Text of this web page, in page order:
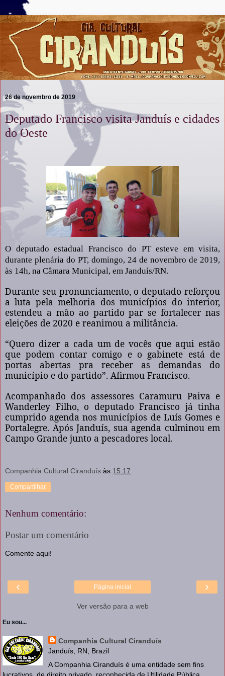
26 de novembro de 2019
Deputado Francisco visita Janduís e cidades
do Oeste
O deputado estadual Francisco do PT esteve em visita,
durante plenária do PT, domingo, 24 de novembro de 2019,
às 14h, na Câmara Municipal, em Janduís/RN.
Durante seu pronunciamento, o deputado reforçou
a luta pela melhoria dos municípios do interior,
estendeu a mão ao partido par se fortalecer nas
eleições de 2020 e reanimou a militância.
“Quero dizer a cada um de vocês que aqui estão
que podem contar comigo e o gabinete está de
portas abertas pra receber as demandas do
município e do partido”. Afirmou Francisco.
Acompanhado dos assessores Caramuru Paiva e
Wanderley Filho, o deputado Francisco já tinha
cumprido agenda nos municípios de Luís Gomes e
Portalegre. Após Janduís, sua agenda culminou em
Campo Grande junto a pescadores local.
Companhia Cultural Ciranduís às 15:17
Compartilhar
Nenhum comentário:
Postar um comentário
Comente aqui!
‹ ›
Página inicial
Ver versão para a web
Eu sou...
Companhia Cultural Ciranduís
Janduís, RN, Brazil
A Companhia Ciranduís é uma entidade sem fins